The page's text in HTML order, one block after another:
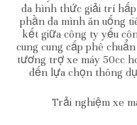
đa hình thức giải trí
phần đa mình ăn uống
kết giữa công ty yếu
cung cung cấp phê
tương trợ xe máy 50cc
đến lựa chọn thông
Trải nghiệm xe